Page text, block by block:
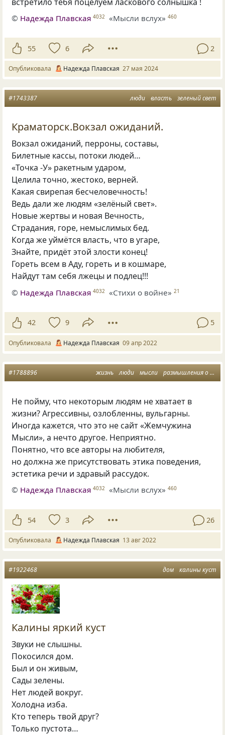
© Надежда Плавская 4032 «Мысли вслух» 460
55 6 2
Опубликовала Надежда Плавская 27 мая 2024
люди власть зеленый свет
#1743387
Краматорск.Вокзал ожиданий.
Вокзал ожиданий, перроны, составы,
Билетные кассы, потоки людей…
«Точка -У» ракетным ударом,
Целила точно, жестоко, верней.
Какая свирепая бесчеловечность!
Ведь дали же людям «зелёный свет».
Новые жертвы и новая Вечность,
Страдания, горе, немыслимых бед.
Когда же уймётся власть, что в угаре,
Знайте, придёт этой злости конец!
Гореть всем в Аду, гореть и в кошмаре,
Найдут там себя лжецы и подлец!!!
© Надежда Плавская 4032 «Стихи о войне» 21
42 9 5
Опубликовала Надежда Плавская 09 апр 2022
жизнь люди мысли размышления о жизни
#1788896
Не пойму, что некоторым людям не хватает в
жизни? Агрессивны, озлобленны, вульгарны.
Иногда кажется, что это не сайт «Жемчужина
Мысли», а нечто другое. Неприятно.
Понятно, что все авторы на любителя,
но должна же присутствовать этика поведения,
эстетика речи и здравый рассудок.
© Надежда Плавская 4032 «Мысли вслух» 460
54 3 26
Опубликовала Надежда Плавская 13 авг 2022
дом калины куст
#1922468
Калины яркий куст
Звуки не слышны.
Покосился дом.
Был и он живым,
Сады зелены.
Нет людей вокруг.
Холодна изба.
Кто теперь твой друг?
Только пустота…